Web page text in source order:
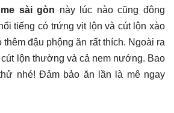
sài gòn này lúc nào cũng đông
tiếng có trứng vịt lộn và cút lộn xào
thêm đậu phộng ăn rất thích. Ngoài ra
lộn thường và cả nem nướng. Bao
nhé! Đảm bảo ăn lần là mê ngay